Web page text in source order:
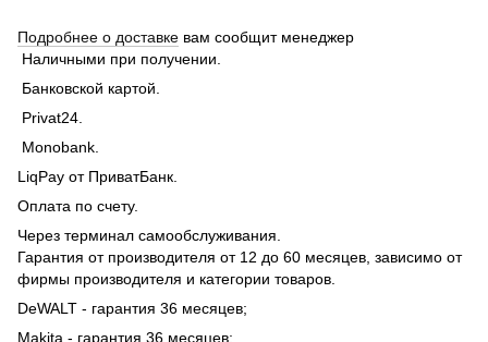
Подробнее о доставке вам сообщит менеджер
Наличными при получении.
Банковской картой.
Privat24.
Monobank.
LiqPay от ПриватБанк.
Оплата по счету.
Через терминал самообслуживания.
Гарантия от производителя от 12 до 60 месяцев, зависимо от
фирмы производителя и категории товаров.
DeWALT - гарантия 36 месяцев;
Makita - гарантия 36 месяцев;